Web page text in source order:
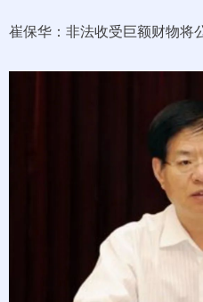
崔保华：非法收受巨额财物将